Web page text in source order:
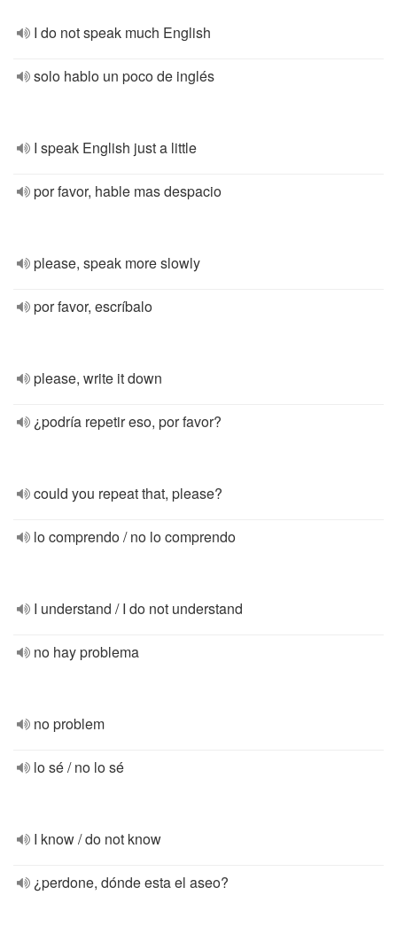
I do not speak much English
solo hablo un poco de inglés
I speak English just a little
por favor, hable mas despacio
please, speak more slowly
por favor, escríbalo
please, write it down
¿podría repetir eso, por favor?
could you repeat that, please?
lo comprendo / no lo comprendo
I understand / I do not understand
no hay problema
no problem
lo sé / no lo sé
I know / do not know
¿perdone, dónde esta el aseo?